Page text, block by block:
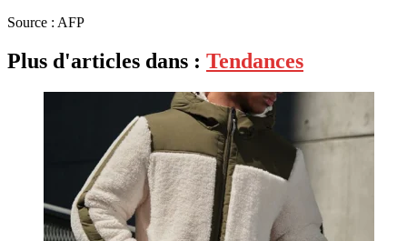
Source : AFP
Plus d'articles dans : Tendances